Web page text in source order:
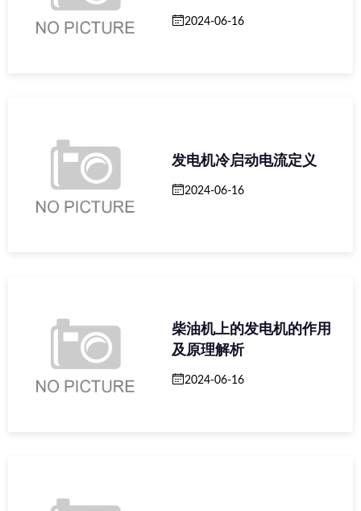
2024-06-16
发电机冷启动电流定义
2024-06-16
柴油机上的发电机的作用
及原理解析
2024-06-16